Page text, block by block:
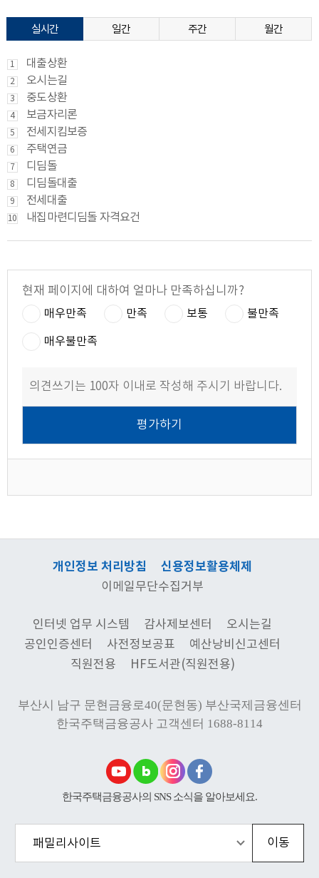
실시간 일간 주간 월간
1 대출상환
2 오시는길
3 중도상환
4 보금자리론
5 전세지킴보증
6 주택연금
7 디딤돌
8 디딤돌대출
9 전세대출
10 내집마련디딤돌 자격요건
현재 페이지에 대하여 얼마나 만족하십니까?
매우만족 만족 보통 불만족
매우불만족
개인정보 처리방침 신용정보활용체제
이메일무단수집거부
인터넷 업무 시스템 감사제보센터
오시는길
공인인증센터
사전정보공표
예산낭비신고센터
직원전용
HF도서관(직원전용)
부산시 남구 문현금융로40(문현동) 부산국제금융센터
한국주택금융공사 고객센터 1688-8114
한국주택금융공사의 SNS 소식을 알아보세요.